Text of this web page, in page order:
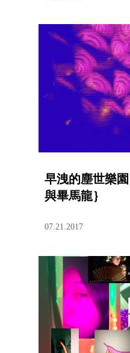
早洩的塵世樂
與畢馬龍｝
07.21.2017